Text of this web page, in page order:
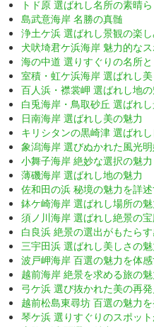
トド原 選ばれし名所の素晴ら
島武意海岸 名勝の真髄
浄土ケ浜 選ばれし景観の楽
犬吠埼君ケ浜海岸 魅力的な
海の中道 選りすぐりの名所
室積・虹ケ浜海岸 選ばれし
百人浜・襟裳岬 選ばれし地の
白兎海岸・鳥取砂丘 選ばれ
日南海岸 選ばれし美の魅力
キリシタンの黒崎津 選ばれ
象潟海岸 選びぬかれた風光
小舞子海岸 絶妙な選択の魅力
薄磯海岸 選ばれし地の魅力
佐和田の浜 秘境の魅力を詳
鉢ケ崎海岸 選ばれし場所の魅
須ノ川海岸 選ばれし絶景の
白良浜 絶景の選出がもたら
三宇田浜 選ばれし美しさの魅
波戸岬海岸 百選の魅力を体感
越前海岸 絶景を求める旅の魅
弓ケ浜 選び抜かれた美の再
越前松島東尋坊 百選の魅力
琴ケ浜 選りすぐりのスポッ